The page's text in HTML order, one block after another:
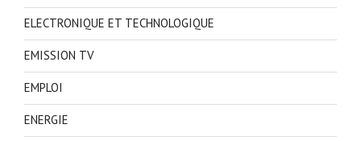
ELECTRONIQUE ET TECHNOLOGIQUE
EMISSION TV
EMPLOI
ENERGIE